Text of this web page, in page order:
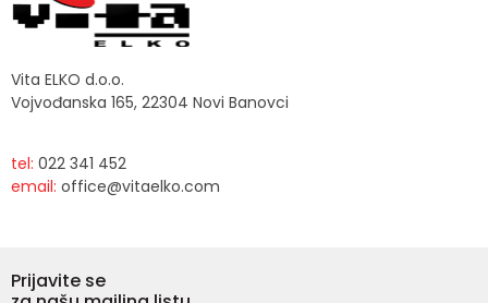
Vita ELKO d.o.o.
Vojvođanska 165, 22304 Novi Banovci
tel: 022 341 452
email: office@vitaelko.com
Prijavite se